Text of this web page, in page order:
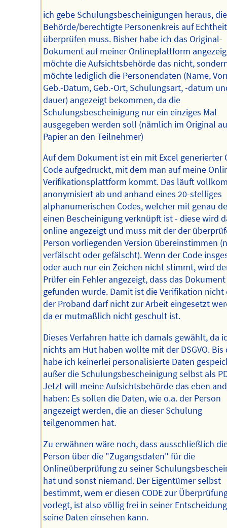
ich gebe Schulungsbescheinigungen heraus,
Behörde/berechtigte Personenkreis auf Echtheit
überprüfen muss. Bisher habe ich das Original-
Dokument auf meiner Onlineplattform
möchte die Aufsichtsbehörde das nicht,
möchte lediglich die Personendaten (Name,
Geb.-Datum, Geb.-Ort, Schulungsart, -datum
dauer) angezeigt bekommen, da die
Schulungsbescheinigung nur ein einziges Mal
ausgegeben werden soll (nämlich im Original
Papier an den Teilnehmer)
Auf dem Dokument ist ein mit Excel generierter
Code aufgedruckt, mit dem man auf meine
Verifikationsplattform kommt. Das läuft
anonymisiert ab und anhand eines 20-stelliges
alphanumerischen Codes, welcher mit genau
einen Bescheinigung verknüpft ist - diese wird
online angezeigt und muss mit der der
Person vorliegenden Version übereinstimmen
verfälscht oder gefälscht). Wenn der Code
oder auch nur ein Zeichen nicht stimmt, wird
Prüfer ein Fehler angezeigt, dass das
gefunden wurde. Damit ist die Verifikation
der Proband darf nicht zur Arbeit eingesetzt
da er mutmaßlich nicht geschult ist.
Dieses Verfahren hatte ich damals gewählt, da
nichts am Hut haben wollte mit der DSGVO. Bis
habe ich keinerlei personalisierte Daten
außer die Schulungsbescheinigung selbst als
Jetzt will meine Aufsichtsbehörde das eben
haben: Es sollen die Daten, wie o.a. der Person
angezeigt werden, die an dieser Schulung
teilgenommen hat.
Zu erwähnen wäre noch, dass ausschließlich
Person über die "Zugangsdaten" für die
Onlineüberprüfung zu seiner
hat und sonst niemand. Der Eigentümer selbst
bestimmt, wem er diesen CODE zur
vorlegt, ist also völlig frei in seiner
seine Daten einsehen kann.